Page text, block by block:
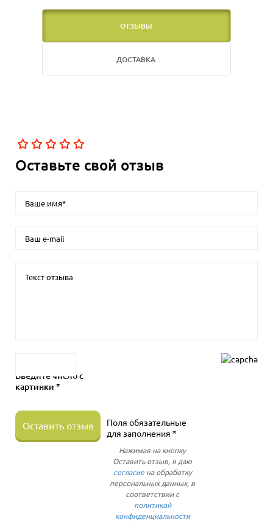
ОТЗЫВЫ
ДОСТАВКА
Оставьте свой отзыв
Введите число с
картинки *
Оставить отзыв
Поля обязательные
для заполнения *
Нажимая на кнопку
Оставить отзыв, я даю
согласиена обработку
персональных данных, в
соответствии с
политикой
конфиденциальности